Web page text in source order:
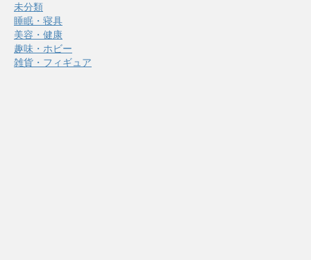
未分類
睡眠・寝具
美容・健康
趣味・ホビー
雑貨・フィギュア